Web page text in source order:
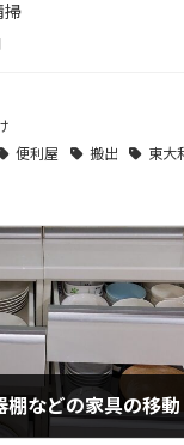
掃
便利屋 搬出 東大
棚などの家具の移動